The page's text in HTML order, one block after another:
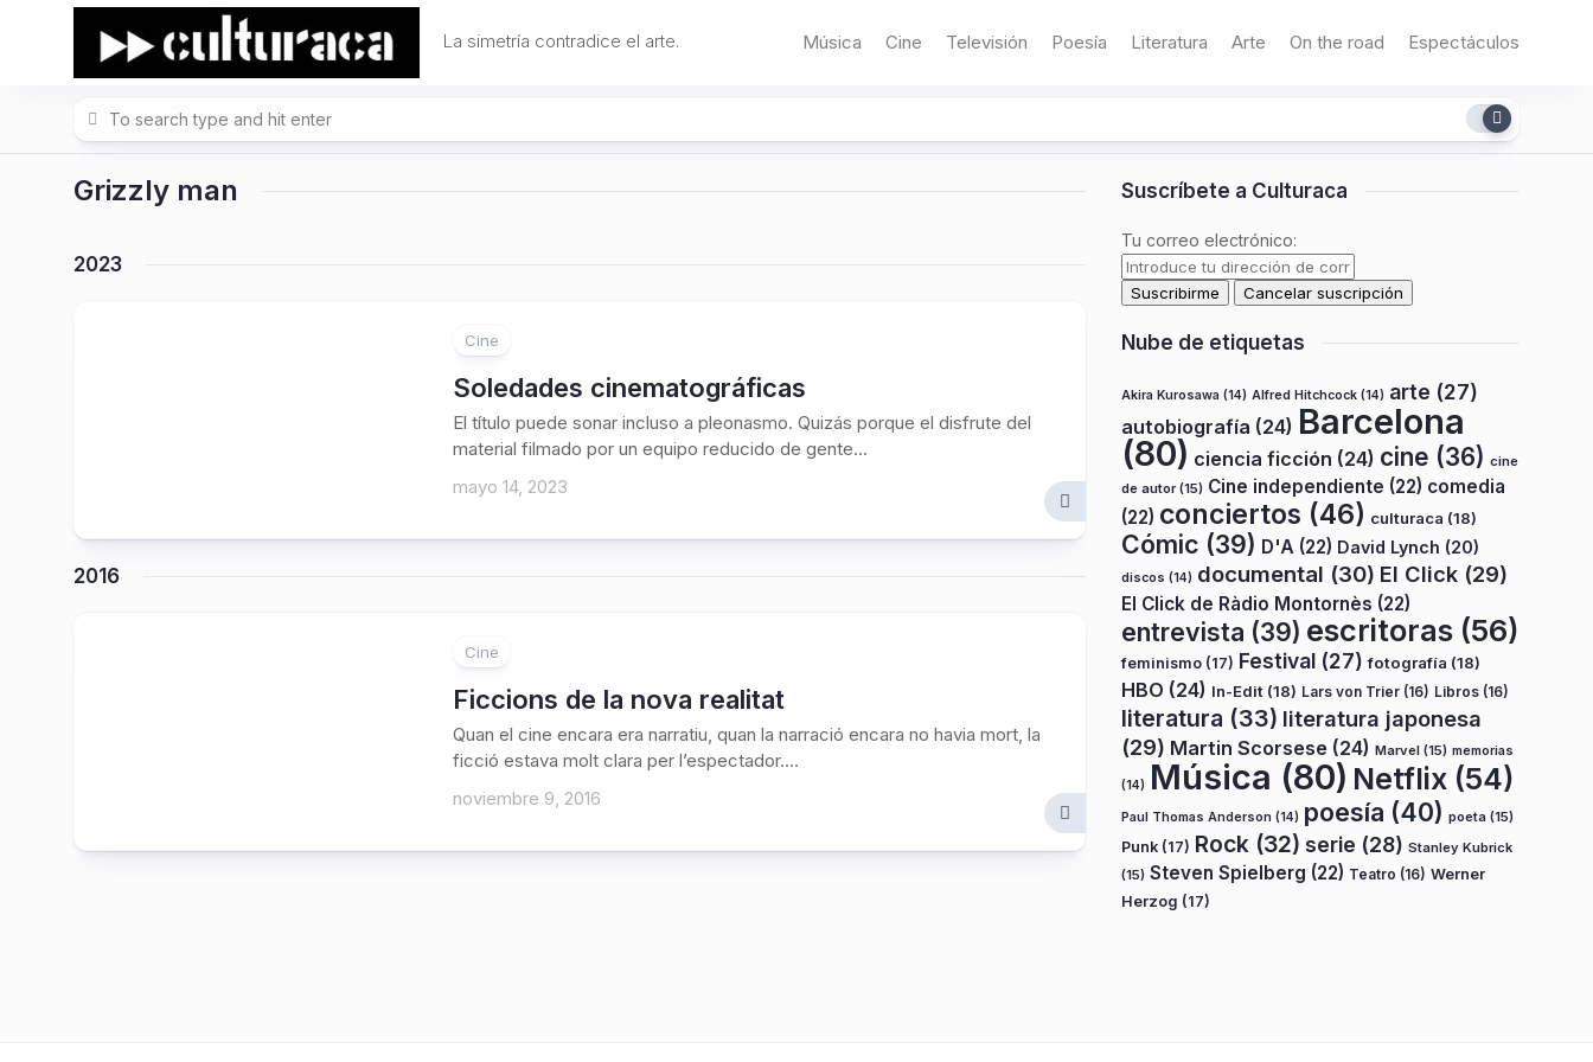
La simetría contradice el arte. Música Cine Televisión Poesía Literatura Arte On the road Espectáculos
Grizzly man
2023
Cine
Soledades cinematográficas
El título puede sonar incluso a pleonasmo. Quizás porque el disfrute del
material filmado por un equipo reducido de gente...
mayo 14, 2023
2016
Cine
Ficcions de la nova realitat
Quan el cine encara era narratiu, quan la narració encara no havia mort, la
ficció estava molt clara per l’espectador....
noviembre 9, 2016
Suscríbete a Culturaca
Tu correo electrónico:
Nube de etiquetas
Akira Kurosawa (14) Alfred Hitchcock (14) arte (27)
autobiografía (24) Barcelona
(80) ciencia ficción (24) cine (36) cine
de autor(15) Cine independiente (22) comedia
(22) conciertos (46) culturaca (18)
Cómic (39) D'A (22) David Lynch (20)
discos (14) documental (30) El Click (29)
El Click de Ràdio Montornès (22)
entrevista (39) escritoras (56)
feminismo (17) Festival (27) fotografía (18)
HBO (24) In-Edit (18) Lars von Trier (16) Libros (16)
literatura (33) literatura japonesa
(29) Martin Scorsese (24) Marvel (15) memorias
(14) Música (80) Netflix (54)
Paul Thomas Anderson (14) poesía (40) poeta (15)
Punk (17) Rock (32) serie (28) Stanley Kubrick
(15) Steven Spielberg (22) Teatro (16) Werner
Herzog (17)